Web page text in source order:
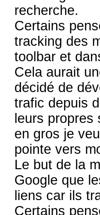
recherche.
Certains
tracking des
toolbar et
Cela aurait
décidé de
trafic depuis
leurs
en gros je
pointe vers
Le but de la
Google que
liens car ils
Certains